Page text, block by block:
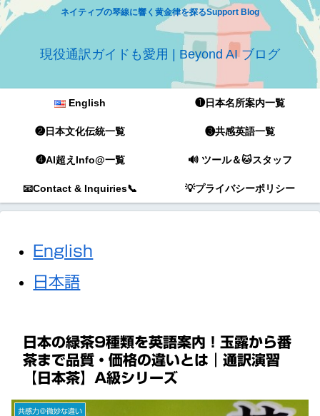
ネイティブの琴線に響く黄金律を探るSupport Blog
現役通訳ガイドも愛用 | Beyond AI ブログ
English ❶日本名所案内一覧
❷日本文化伝統一覧 ❸共感英語一覧
❹AI超えInfo@一覧 🔊 ツール＆🐱スタッフ
📧Contact & Inquiries📞 💡プライバシーポリシー
English
日本語
日本の緑茶9種類を英語案内！玉露から番
茶まで品質・価格の違いとは｜通訳演習
【日本茶】A級シリーズ
共感力＠微妙な違い